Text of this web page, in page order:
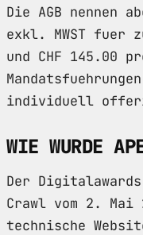
Die AGB nennen
exkl. MWST fuer
und CHF 145.00
individuell
WIE WURDE
Der
Crawl vom 2.
technische